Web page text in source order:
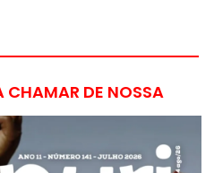
CHAMAR DE NOSSA